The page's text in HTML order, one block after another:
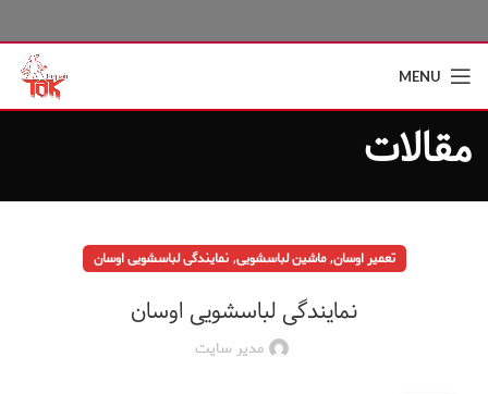
MENU
مقالات
تعمیر اوسان,ماشین لباسشویی,نمایندگی لباسشویی اوسان
نمایندگی لباسشویی اوسان
مدیر سایت